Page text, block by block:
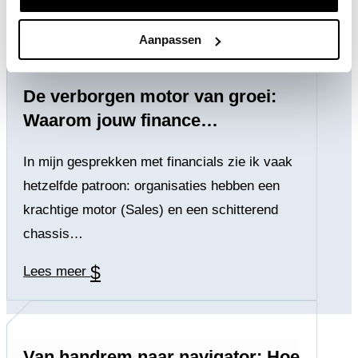
Aanpassen
De verborgen motor van groei:
Waarom jouw finance…
In mijn gesprekken met financials zie ik vaak
hetzelfde patroon: organisaties hebben een
krachtige motor (Sales) en een schitterend
chassis…
Lees meer $